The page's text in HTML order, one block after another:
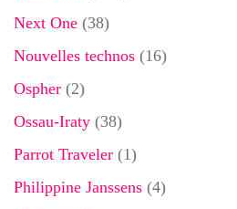
Next One (38)
Nouvelles technos (16)
Ospher (2)
Ossau-Iraty (38)
Parrot Traveler (1)
Philippine Janssens (4)